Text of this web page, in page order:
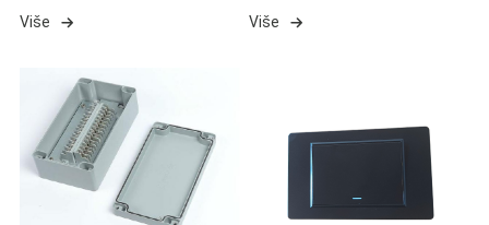
Plug
Više Više